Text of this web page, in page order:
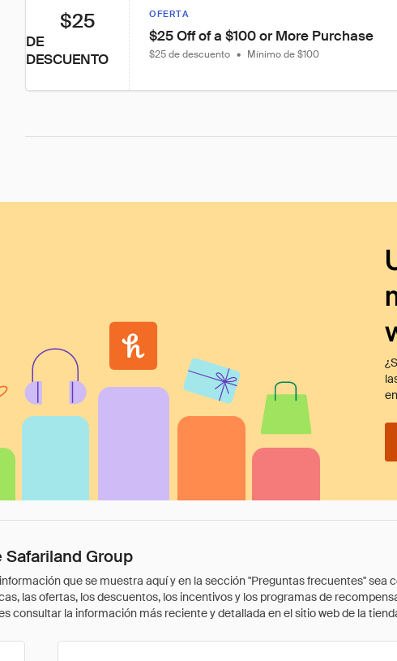
$25
DE
DESCUENTO
OFERTA
$25 Off of a $100 or More Purchase
$25 de descuento • Mínimo de $100
Group
que se muestra aquí y en la sección "Preguntas frecuentes"
las ofertas, los descuentos, los incentivos y los programas de
consultar la información más reciente y detallada en el sitio web de la